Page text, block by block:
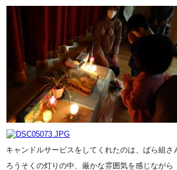
キャンドルサービスをしてくれたのは、ばら組さ
ろうそくの灯りの中、厳かな雰囲気を感じながら